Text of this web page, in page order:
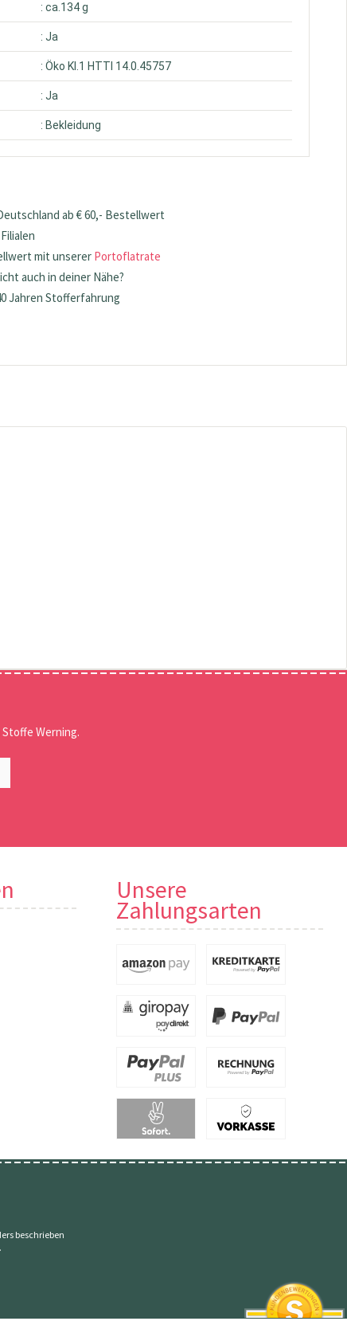
: ca.134 g
: Ja
: Öko Kl.1 HTTI 14.0.45757
: Ja
: Bekleidung
ab € 60,- Bestellwert
mit unserer Portoflatrate
auch in deiner Nähe?
Jahren Stofferfahrung
Werning.
Unsere
Zahlungsarten
beschrieben